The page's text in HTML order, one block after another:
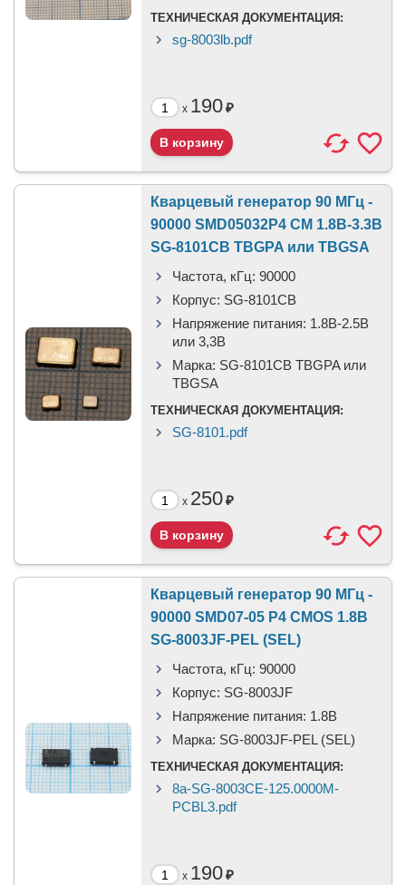
ТЕХНИЧЕСКАЯ ДОКУМЕНТАЦИЯ:
sg-8003lb.pdf
x 190₽
Кварцевый генератор 90 МГц -
90000 SMD05032P4 CM 1.8В-3.3В
SG-8101CB TBGPA или TBGSA
Частота, кГц: 90000
Корпус: SG-8101CB
Напряжение питания: 1.8В-2.5B
или 3,3B
Марка: SG-8101CB TBGPA или
TBGSA
ТЕХНИЧЕСКАЯ ДОКУМЕНТАЦИЯ:
SG-8101.pdf
x 250₽
Кварцевый генератор 90 МГц -
90000 SMD07-05 P4 CMOS 1.8В
SG-8003JF-PEL (SEL)
Частота, кГц: 90000
Корпус: SG-8003JF
Напряжение питания: 1.8В
Марка: SG-8003JF-PEL (SEL)
ТЕХНИЧЕСКАЯ ДОКУМЕНТАЦИЯ:
8a-SG-8003CE-125.0000M-
PCBL3.pdf
x 190₽